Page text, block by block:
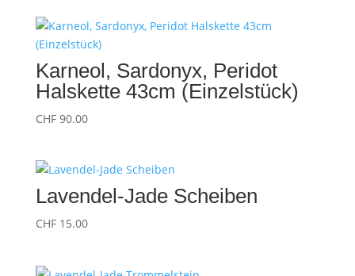
Karneol, Sardonyx, Peridot
Halskette 43cm (Einzelstück)
CHF90.00
Lavendel-Jade Scheiben
CHF15.00